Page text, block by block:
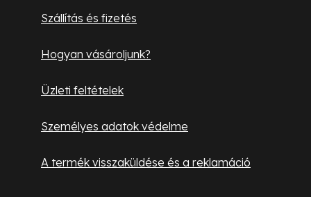
Szállítás és fizetés
Hogyan vásároljunk?
Üzleti feltételek
Személyes adatok védelme
A termék visszaküldése és a reklamáció